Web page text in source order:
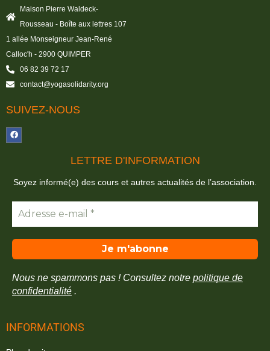
Maison Pierre Waldeck-
Rousseau - Boîte aux lettres 107
1 allée Monseigneur Jean-René
Calloc'h - 2900 QUIMPER
06 82 39 72 17
contact@yogasolidarity.org
SUIVEZ-NOUS
LETTRE D'INFORMATION
Soyez informé(e) des cours et autres actualités de l’association.
Nous ne spammons pas ! Consultez notre politique de
confidentialité .
INFORMATIONS